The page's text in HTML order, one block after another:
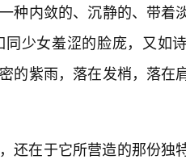
种内敛的、沉静的、带着
少女羞涩的脸庞，又如
的紫雨，落在发梢，落在
还在于它所营造的那份独